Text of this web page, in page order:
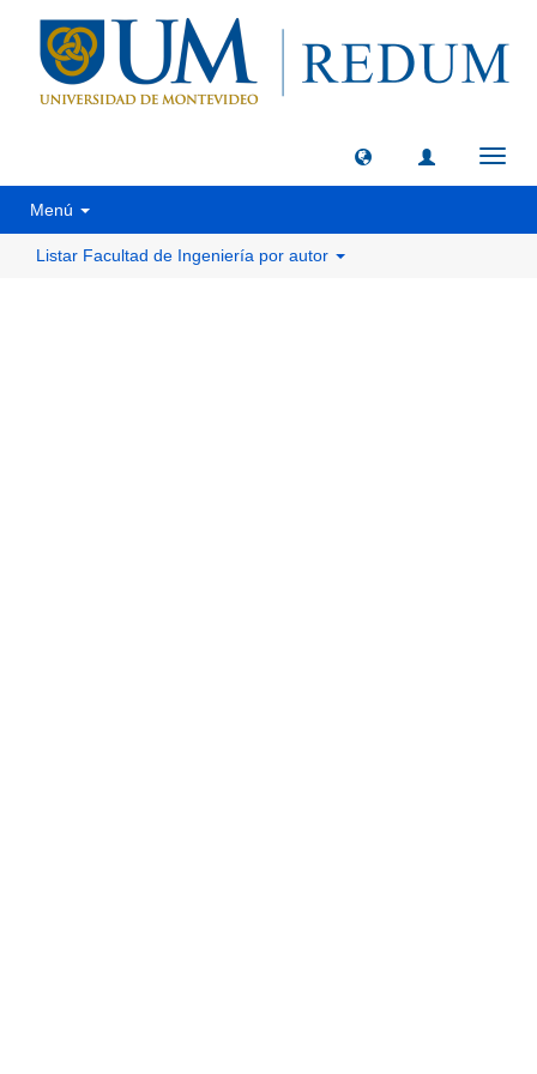
Menú
Listar Facultad de Ingeniería por autor